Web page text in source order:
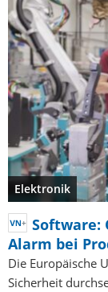
Elektronik
Software:
Alarm bei
Die Europäische
Sicherheit